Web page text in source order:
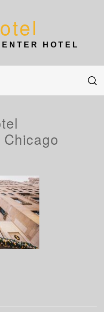
HOTEL